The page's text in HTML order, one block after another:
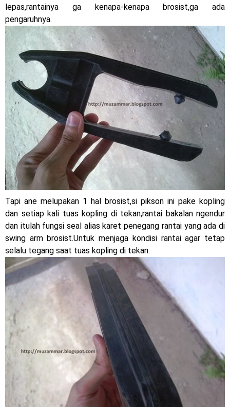
MotoGP : Francesco Bagnaia Juara Dunia MotoGP musim
2023 !
Honda Rilis CBR1000RR-R 2023 Anniversary Edition !
MotoGP Amerika : Alex Rins berhasil juara pertama dan
perdana di tim LCR Honda !
Ngabuburide Yamaha Wr 155 R, Para Bikers Menikmati
Indahnya Sore di Kota Medan
Impresi pertama Kawasaki Ninja ZX-4RR 2023 yang cuma
ada 2 dikota Medan !
Event Customaxi & Yard Built 2023 Resmi Dimulai !
Kawasaki Indonesia resmi merilis KLE500 dan KLE500 SE
model year 2026 !
lepas,rantainya ga kenapa-kenapa brosist,ga ada
pengaruhnya.
Tapi ane melupakan 1 hal brosist,si pikson ini pake kopling
dan setiap kali tuas kopling di tekan,rantai bakalan ngendur
dan itulah fungsi seal alias karet penegang rantai yang ada di
swing arm brosist.Untuk menjaga kondisi rantai agar tetap
selalu tegang saat tuas kopling di tekan.